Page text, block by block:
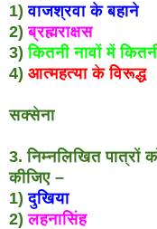
1)वाजश्रवा के बहाने
2)ब्रह्मराक्षस
3)कितनी नावों में
4) आत्महत्या के विरूद्ध
ङ)
सक्सेना
3. निम्नलिखित पात्रों
कीजिए –
1)दुखिया
2)लहनासिंह